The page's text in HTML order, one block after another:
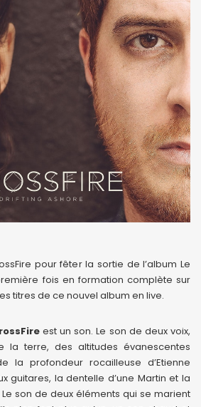
pour fêter la sortie de l’album Le
fois en formation complète sur
titres de ce nouvel album en live.
est un son. Le son de deux voix,
la terre, des altitudes évanescentes
la profondeur rocailleuse d’Etienne
guitares, la dentelle d’une Martin et la
Le son de deux éléments qui se marient